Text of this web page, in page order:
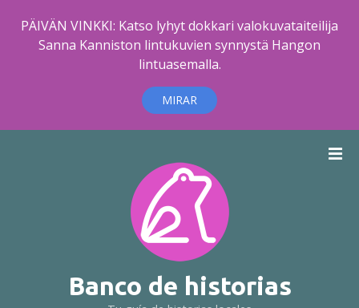
PÄIVÄN VINKKI: Katso lyhyt dokkari valokuvataiteilija
Sanna Kanniston lintukuvien synnystä Hangon
lintuasemalla.
MIRAR
Banco de historias